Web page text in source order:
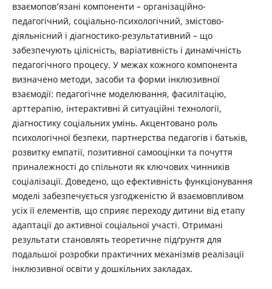
взаємопов’язані компоненти – організаційно-
педагогічний, соціально-психологічний, змістово-
діяльнісний і діагностико-результативний – що
забезпечують цілісність, варіативність і динамічність
педагогічного процесу. У межах кожного компонента
визначено методи, засоби та форми інклюзивної
взаємодії: педагогічне моделювання, фасилітацію,
арттерапію, інтерактивні й ситуаційні технології,
діагностику соціальних умінь. Акцентовано роль
психологічної безпеки, партнерства педагогів і батьків,
розвитку емпатії, позитивної самооцінки та почуття
приналежності до спільноти як ключових чинників
соціалізації. Доведено, що ефективність функціонування
моделі забезпечується узгодженістю й взаємовпливом
усіх її елементів, що сприяє переходу дитини від етапу
адаптації до активної соціальної участі. Отримані
результати становлять теоретичне підґрунтя для
подальшої розробки практичних механізмів реалізації
інклюзивної освіти у дошкільних закладах.